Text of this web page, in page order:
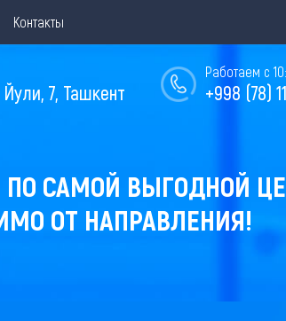
Контакты
Работаем с
+998 (78)
7, Ташкент
САМОЙ ВЫГОДНОЙ
ОТ НАПРАВЛЕНИЯ!